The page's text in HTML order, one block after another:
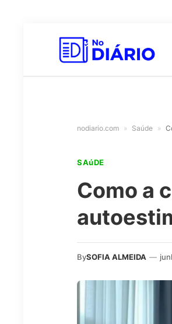
nodiario.com » Saúde »
SAúDE
Como a
BySOFIA ALMEIDA —